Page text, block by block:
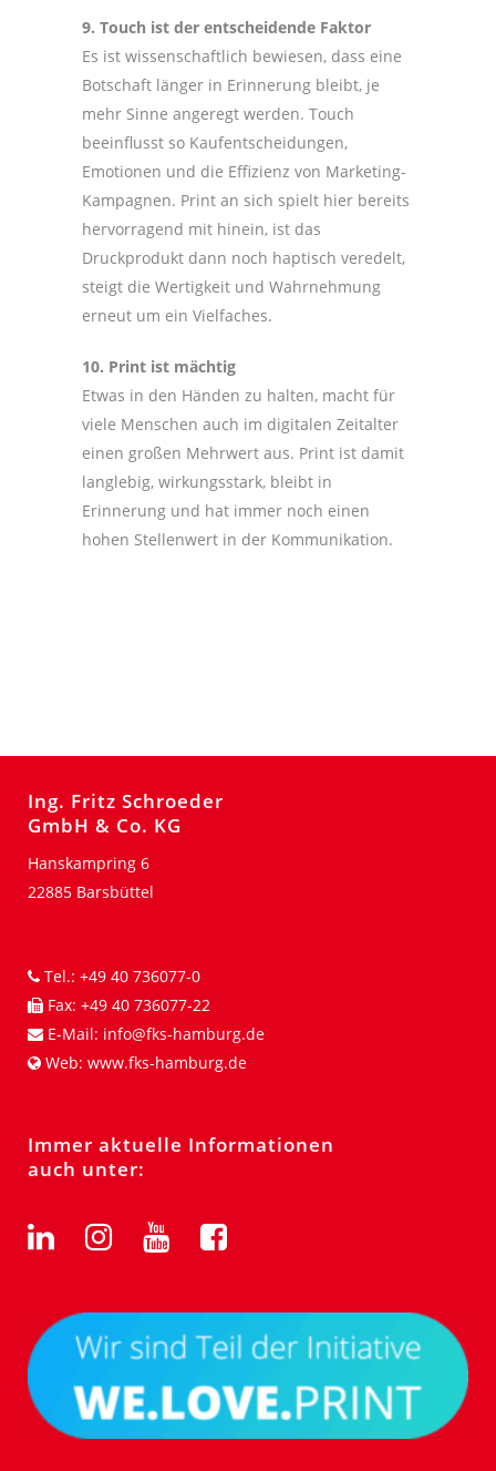
9. Touch ist der entscheidende Faktor
Es ist wissenschaftlich bewiesen, dass eine
Botschaft länger in Erinnerung bleibt, je
mehr Sinne angeregt werden. Touch
beeinflusst so Kaufentscheidungen,
Emotionen und die Effizienz von Marketing-
Kampagnen. Print an sich spielt hier bereits
hervorragend mit hinein, ist das
Druckprodukt dann noch haptisch veredelt,
steigt die Wertigkeit und Wahrnehmung
erneut um ein Vielfaches.
10. Print ist mächtig
Etwas in den Händen zu halten, macht für
viele Menschen auch im digitalen Zeitalter
einen großen Mehrwert aus. Print ist damit
langlebig, wirkungsstark, bleibt in
Erinnerung und hat immer noch einen
hohen Stellenwert in der Kommunikation.
Ing. Fritz Schroeder
GmbH & Co. KG
Hanskampring 6
22885 Barsbüttel
Tel.: +49 40 736077-0
Fax: +49 40 736077-22
E-Mail: info@fks-hamburg.de
Web: www.fks-hamburg.de
Immer aktuelle Informationen
auch unter: